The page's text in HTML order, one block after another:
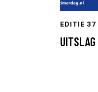
EDITIE 37